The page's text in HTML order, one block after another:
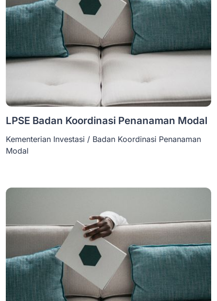
LPSE Badan Koordinasi Penanaman Modal
Kementerian Investasi / Badan Koordinasi Penanaman
Modal